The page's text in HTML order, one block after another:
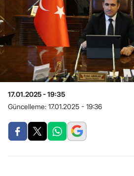
17.01.2025 - 19:35
Güncelleme: 17.01.2025 - 19:36